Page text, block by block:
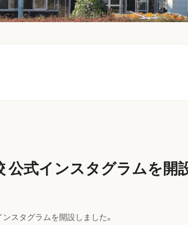
公式インスタグラムを開
スタグラムを開設しました。